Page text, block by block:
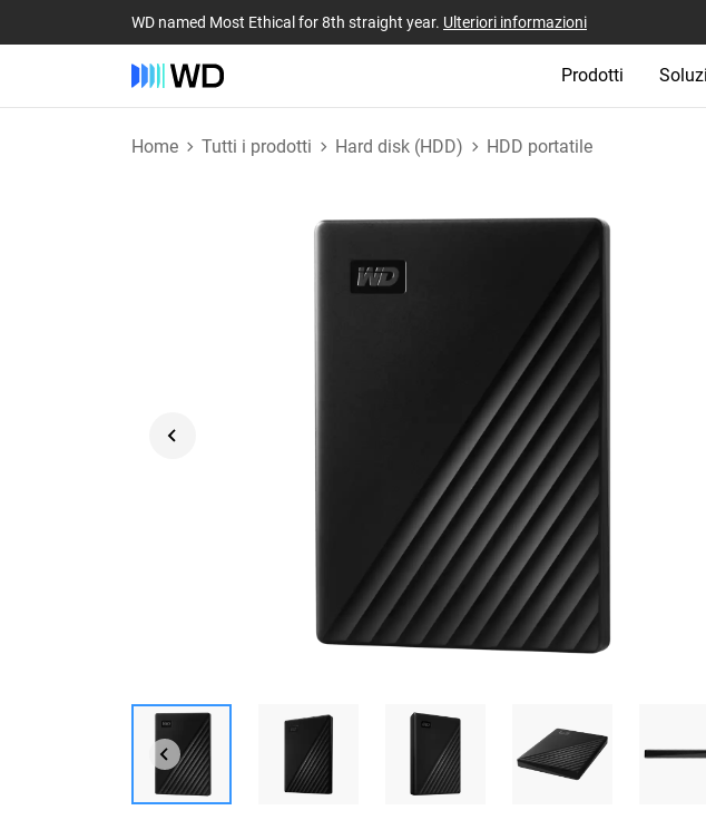
WD named Most Ethical for 8th straight year. Ulteriori informazioni
Prodotti
Home Tutti i prodotti Hard disk (HDD) HDD portatile